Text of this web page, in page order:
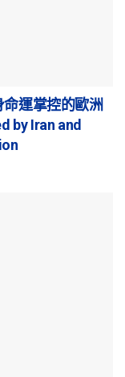
運掌控的歐洲
by Iran and